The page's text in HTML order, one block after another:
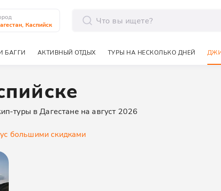
Каспийск
БАГГИ АКТИВНЫЙ ОТДЫХ ТУРЫ НА НЕСКОЛЬКО ДНЕЙ
туры в Дагестане на август 2026
с большими скидками